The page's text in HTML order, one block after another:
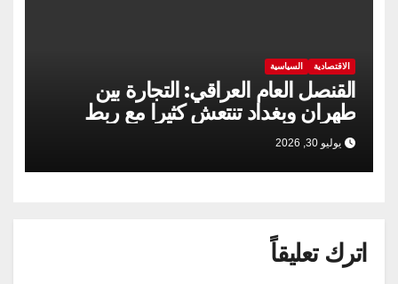
الاقتصادية السياسية
القنصل العام العراقي: التجارة بين
طهران وبغداد تنتعش كثيرا مع ربط
السكك الحديدية
يوليو 30, 2026
اترك تعليقاً